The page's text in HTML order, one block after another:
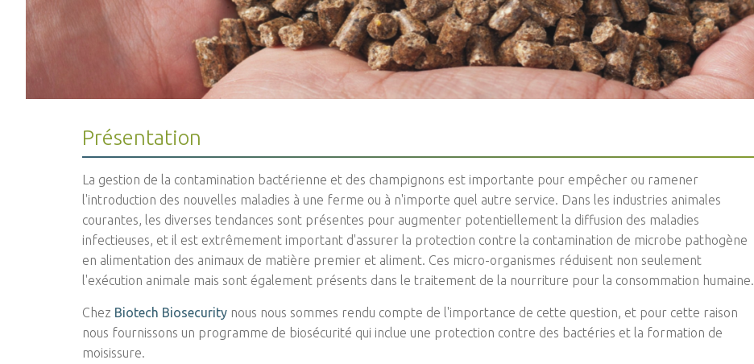
Présentation
La gestion de la contamination bactérienne et des champignons est importante pour empêcher ou ramener
l'introduction des nouvelles maladies à une ferme ou à n'importe quel autre service. Dans les industries animales
courantes, les diverses tendances sont présentes pour augmenter potentiellement la diffusion des maladies
infectieuses, et il est extrêmement important d'assurer la protection contre la contamination de microbe pathogène
en alimentation des animaux de matière premier et aliment. Ces micro-organismes réduisent non seulement
l'exécution animale mais sont également présents dans le traitement de la nourriture pour la consommation humaine.
Chez Biotech Biosecurity nous nous sommes rendu compte de l'importance de cette question, et pour cette raison
nous fournissons un programme de biosécurité qui inclue une protection contre des bactéries et la formation de
moisissure.